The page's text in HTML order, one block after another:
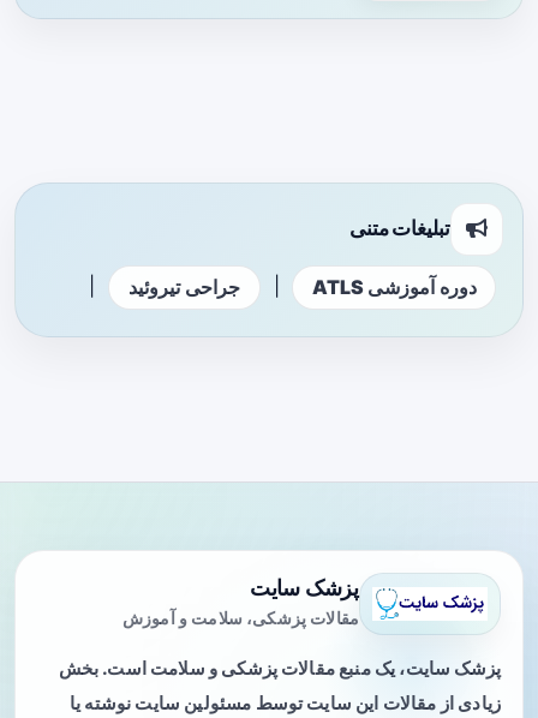
تبلیغات متنی
دوره آموزشی ATLS جراحی تیروئید
پزشک سایت
مقالات پزشکی، سلامت و آموزش
پزشک سایت، یک منبع مقالات پزشکی و سلامت است. بخش
زیادی از مقالات این سایت توسط مسئولین سایت نوشته یا